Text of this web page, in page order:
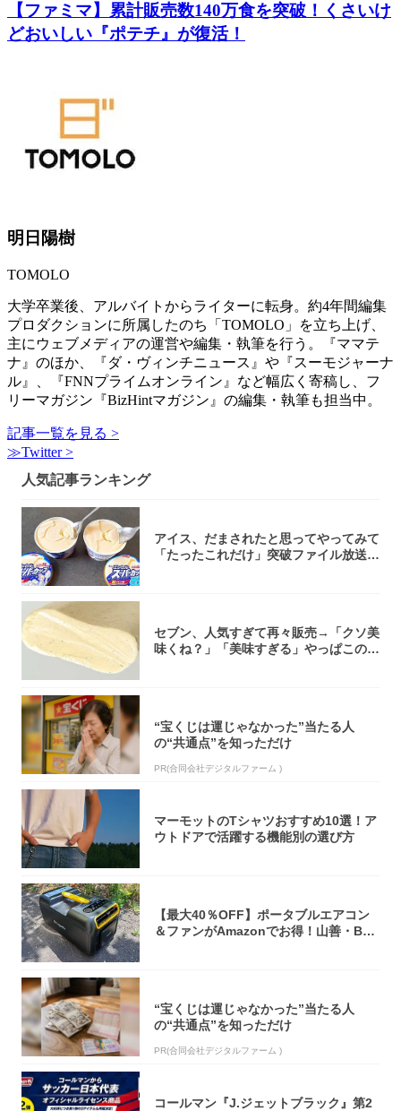
【ファミマ】累計販売数140万食を突破！くさいけ
どおいしい『ポテチ』が復活！
明日陽樹
TOMOLO
大学卒業後、アルバイトからライターに転身。約4年間編集
プロダクションに所属したのち「TOMOLO」を立ち上げ、
主にウェブメディアの運営や編集・執筆を行う。『ママテ
ナ』のほか、『ダ・ヴィンチニュース』や『スーモジャーナ
ル』、『FNNプライムオンライン』など幅広く寄稿し、フ
リーマガジン『BizHintマガジン』の編集・執筆も担当中。
記事一覧を見る >
≫Twitter >
人気記事ランキング
アイス、だまされたと思ってやってみて
「たったこれだけ」突破ファイル放送で
セブン、人気すぎて再々販売→「クソ美
味くね？」「美味すぎる」やっぱこのク
“宝くじは運じゃなかった”当たる人
の“共通点”を知っただけ
PR(合同会社デジタルファーム )
マーモットのTシャツおすすめ10選！ア
ウトドアで活躍する機能別の選び方
【最大40％OFF】ポータブルエアコン
＆ファンがAmazonでお得！山善・Bo
“宝くじは運じゃなかった”当たる人
の“共通点”を知っただけ
PR(合同会社デジタルファーム )
コールマン『J.ジェットブラック』第2